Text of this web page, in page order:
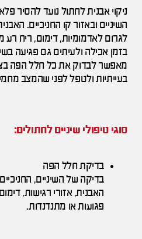
ניקוי אבנית לחתול נועד להסיר
השיניים ובאזור קו החניכיים.
לגרום לאדמומיות, דימום, ריח רע
בזמן אכילה ולעיתים גם פגיעה
מאפשר לבדוק את כל חלל הפה
בעייתיות ולטפל לפני שהמצב
סוגי טיפולי שיניים לחתולים:
בדיקת חלל הפה
בדיקה של השיניים,
האבנית, אזורי רגישות,
פגועות או מתנדנדות.